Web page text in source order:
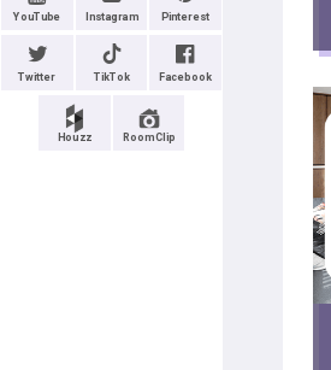
YouTube Instagram Pinterest
Twitter TikTok Facebook
Houzz RoomClip